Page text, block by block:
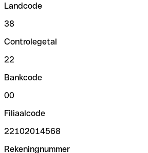
Landcode
38
Controlegetal
22
Bankcode
00
Filiaalcode
22102014568
Rekeningnummer